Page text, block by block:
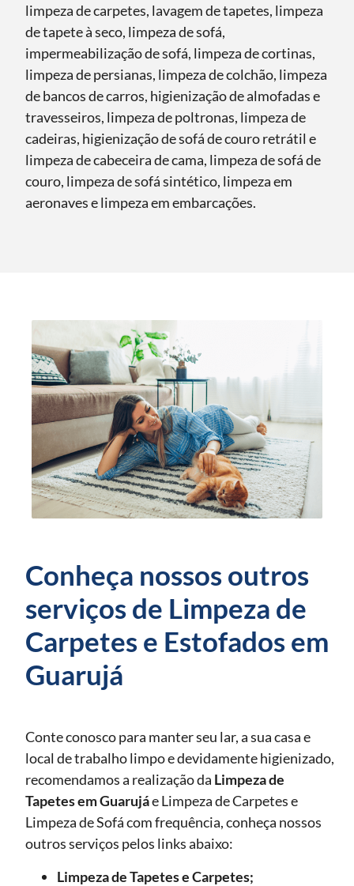
limpeza de carpetes, lavagem de tapetes, limpeza
de tapete à seco, limpeza de sofá,
impermeabilização de sofá, limpeza de cortinas,
limpeza de persianas, limpeza de colchão, limpeza
de bancos de carros, higienização de almofadas e
travesseiros, limpeza de poltronas, limpeza de
cadeiras, higienização de sofá de couro retrátil e
limpeza de cabeceira de cama, limpeza de sofá de
couro, limpeza de sofá sintético, limpeza em
aeronaves e limpeza em embarcações.
Conheça nossos outros
serviços de Limpeza de
Carpetes e Estofados em
Guarujá
Conte conosco para manter seu lar, a sua casa e
local de trabalho limpo e devidamente higienizado,
recomendamos a realização da Limpeza de
Tapetesem Guarujáe Limpeza de Carpetes e
Limpeza de Sofá com frequência, conheça nossos
outros serviços pelos links abaixo:
Limpeza de Tapetes e Carpetes;